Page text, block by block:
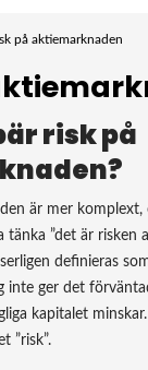
på aktiemarknaden
risk på
är mer komplext,
tänka ”det är risken
definieras
inte ger det
kapitalet
”risk”.